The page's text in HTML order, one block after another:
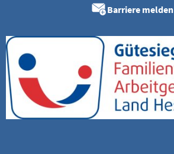
Barriere melden